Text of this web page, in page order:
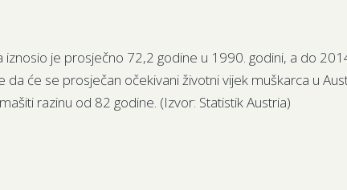
iznosio je prosječno 72,2 godine u 1990. godini, a do
da će se prosječan očekivani životni vijek muškarca u
razinu od 82 godine. (Izvor: Statistik Austria)